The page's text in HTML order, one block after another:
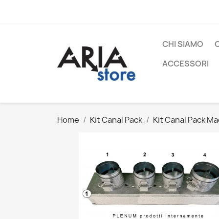
CHI SIAMO
ACCESSORI
Home Kit Canal Pack Kit Canal Pack